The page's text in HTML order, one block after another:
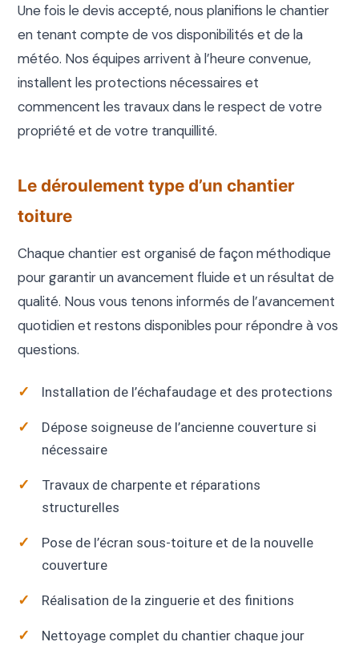
Une fois le devis accepté, nous planifions le chantier
en tenant compte de vos disponibilités et de la
météo. Nos équipes arrivent à l’heure convenue,
installent les protections nécessaires et
commencent les travaux dans le respect de votre
propriété et de votre tranquillité.
Le déroulement type d’un chantier
toiture
Chaque chantier est organisé de façon méthodique
pour garantir un avancement fluide et un résultat de
qualité. Nous vous tenons informés de l’avancement
quotidien et restons disponibles pour répondre à vos
questions.
Installation de l’échafaudage et des protections
Dépose soigneuse de l’ancienne couverture si
nécessaire
Travaux de charpente et réparations
structurelles
Pose de l’écran sous-toiture et de la nouvelle
couverture
Réalisation de la zinguerie et des finitions
Nettoyage complet du chantier chaque jour